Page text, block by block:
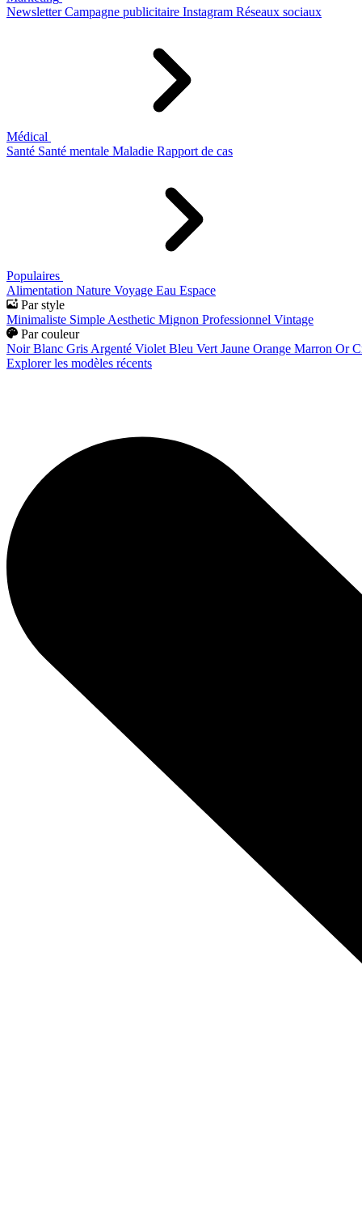
Newsletter Campagne publicitaire Instagram Réseaux sociaux
Médical
Santé Santé mentale Maladie Rapport de cas
Populaires
Alimentation Nature Voyage Eau Espace
Par style
Minimaliste Simple Aesthetic Mignon Professionnel Vintage
Par couleur
Noir Blanc Gris Argenté Violet Bleu Vert Jaune Orange Marron Or
Explorer les modèles récents